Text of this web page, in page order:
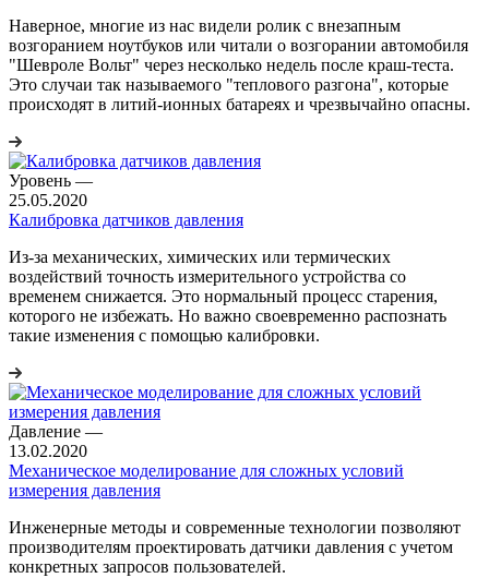
Наверное, многие из нас видели ролик с внезапным
возгоранием ноутбуков или читали о возгорании автомобиля
"Шевроле Вольт" через несколько недель после краш-теста.
Это случаи так называемого "теплового разгона", которые
происходят в литий-ионных батареях и чрезвычайно опасны.
Уровень —
25.05.2020
Калибровка датчиков давления
Из-за механических, химических или термических
воздействий точность измерительного устройства со
временем снижается. Это нормальный процесс старения,
которого не избежать. Но важно своевременно распознать
такие изменения с помощью калибровки.
Давление —
13.02.2020
Механическое моделирование для сложных условий
измерения давления
Инженерные методы и современные технологии позволяют
производителям проектировать датчики давления с учетом
конкретных запросов пользователей.